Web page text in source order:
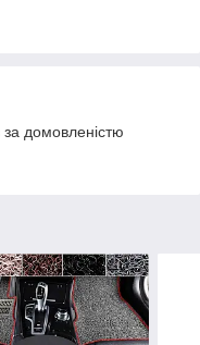
домовленістю